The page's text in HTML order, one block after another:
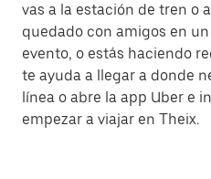
vas a la estación de tren o
quedado con amigos en
evento, o estás haciendo
te ayuda a llegar a donde
línea o abre la app Uber e
empezar a viajar en Theix.